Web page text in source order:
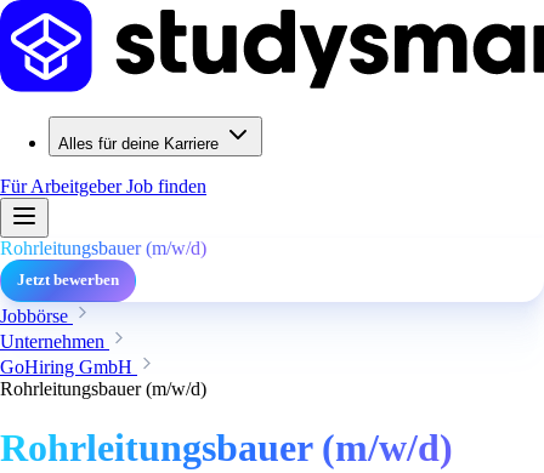
Alles für deine Karriere
Für ArbeitgeberJob finden
Rohrleitungsbauer (m/w/d)
Jetzt bewerben
Jobbörse
Unternehmen
GoHiring GmbH
Rohrleitungsbauer (m/w/d)
Rohrleitungsbauer (m/w/d)